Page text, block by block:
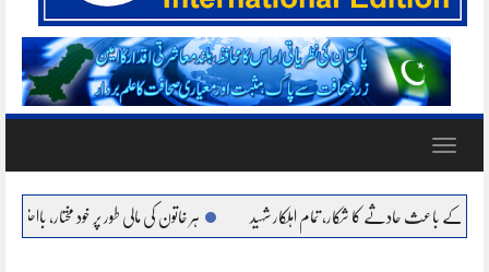
Toggle
کا شکار، تمام اہلکار شہید ہر خاتون کی مالی طور پر خود مختار، بااحتیار بنانا ہمارا عزم : مریم